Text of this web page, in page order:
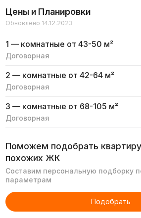
Цены и Планировки
Обновлено 14.12.2023
1 — комнатные от 43-50 м²
Договорная
2 — комнатные от 42-64 м²
Договорная
3 — комнатные от 68-105 м²
Договорная
Поможем подобрать
похожих ЖК
Составим персональную подборку
параметрам
Подобрать